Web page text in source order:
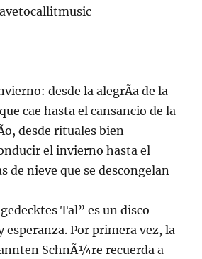
desde la alegrÃ­a de la
cae hasta el cansancio de la
desde rituales bien
el invierno hasta el
de nieve que se descongelan
Tal” es un disco
esperanza. Por primera vez, la
SchnÃ¼re recuerda a